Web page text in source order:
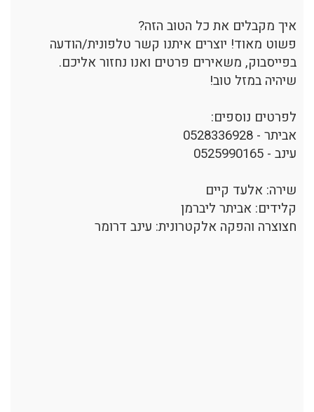
איך מקבלים את כל הטוב הזה?
פשוט מאוד! יוצרים איתנו קשר טלפונית/הודעה
בפייסבוק, משאירים פרטים ואנו נחזור אליכם.
שיהיה במזל טוב!
לפרטים נוספים:
אביתר - 0528336928
עינב - 0525990165
שירה: אלעד קיים
קלידים: אביתר ליברמן
חצוצרה והפקה אלקטרונית: עינב דרומר